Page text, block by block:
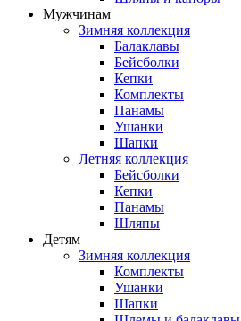
Мужчинам
Зимняя коллекция
Балаклавы
Бейсболки
Кепки
Комплекты
Панамы
Ушанки
Шапки
Летняя коллекция
Бейсболки
Кепки
Панамы
Шляпы
Детям
Зимняя коллекция
Комплекты
Ушанки
Шапки